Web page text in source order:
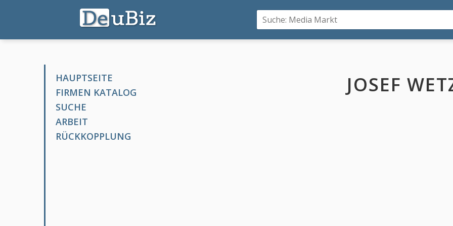
HAUPTSEITE
FIRMEN KATALOG
SUCHE
ARBEIT
RÜCKKOPPLUNG
JOSEF